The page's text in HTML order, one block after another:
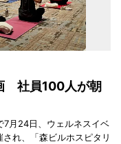
社員100人が朝
7月24日、ウェルネスイベ
れ、「森ビルホスピタリ